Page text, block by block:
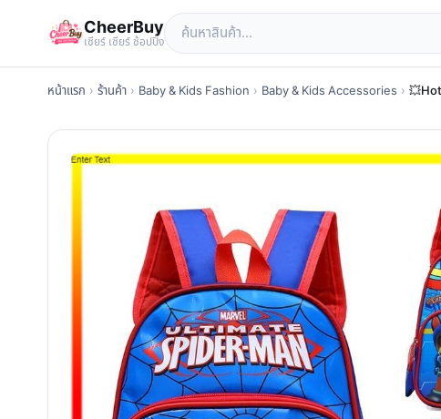
CheerBuy
เซียร์ เซียร์ ช้อปปิ้ง
หน้าแรก › ร้านค้า › Baby & Kids Fashion › Baby & Kids Accessories › 💥Hot